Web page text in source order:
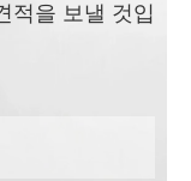
적을 보낼 것입